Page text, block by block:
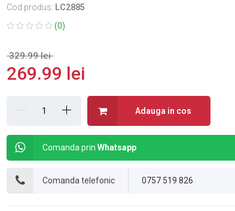
Cod produs: LC2885
(0)
329.99 lei
269.99 lei
Adauga in cos
Comanda prinWhatsapp
Comanda telefonic 0757 519 826